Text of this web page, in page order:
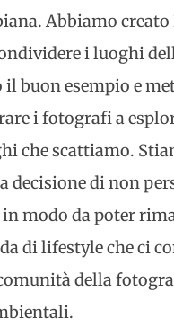
Abbiamo
i luoghi
buon esempio e
i fotografi a
che scattiamo.
di non
modo da poter
di lifestyle che ci
della